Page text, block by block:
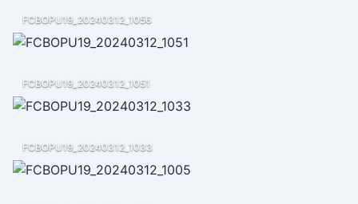
FCBOPU19_20240312_1056
FCBOPU19_20240312_1051
FCBOPU19_20240312_1033